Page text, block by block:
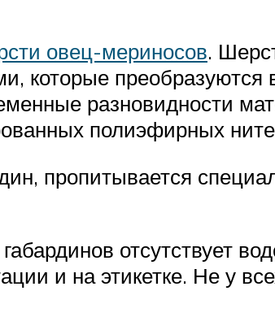
овец-мериносов.
которые
разновидности
полиэфирных
пропитывается
отсутствует
и на этикетке. Не у